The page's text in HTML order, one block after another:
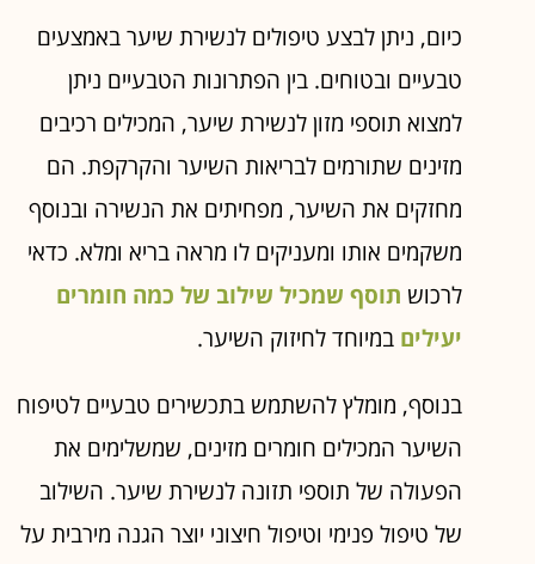
כיום, ניתן לבצע טיפולים לנשירת שיער באמצעים
טבעיים ובטוחים. בין הפתרונות הטבעיים ניתן
למצוא תוספי מזון לנשירת שיער, המכילים רכיבים
מזינים שתורמים לבריאות השיער והקרקפת. הם
מחזקים את השיער, מפחיתים את הנשירה ובנוסף
משקמים אותו ומעניקים לו מראה בריא ומלא. כדאי
לרכוש תוסף שמכיל שילוב של כמה חומרים
יעילים במיוחד לחיזוק השיער.
בנוסף, מומלץ להשתמש בתכשירים טבעיים לטיפוח
השיער המכילים חומרים מזינים, שמשלימים את
הפעולה של תוספי תזונה לנשירת שיער. השילוב
של טיפול פנימי וטיפול חיצוני יוצר הגנה מירבית על